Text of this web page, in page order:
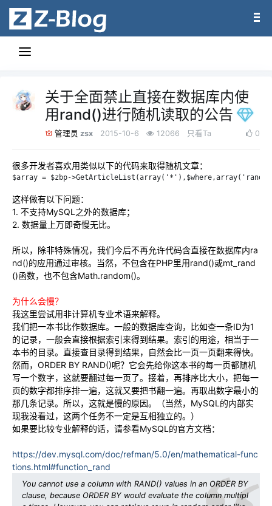
关于全面禁止直接在数据库内使
用rand()进行随机读取的公告
管理员 zsx 2015-10-6 12066 只看Ta 0
很多开发者喜欢用类似以下的代码来取得随机文章：
$array = $zbp-
这样做有以下问题：
1. 不支持MySQL之外的数据库；
2. 数据量上万即奇慢无比。
所以，除非特殊情况，我们今后不再允许代码含直接在数据库内ra
nd()的应用通过审核。当然，不包含在PHP里用rand()或mt_rand
()函数，也不包含Math.random()。
为什么会慢？
我这里尝试用非计算机专业术语来解释。
我们把一本书比作数据库。一般的数据库查询，比如查一条ID为1
的记录，一般会直接根据索引来得到结果。索引的用途，相当于一
本书的目录。直接查目录得到结果，自然会比一页一页翻来得快。
然而，ORDER BY RAND()呢？它会先给你这本书的每一页都随机
写一个数字，这就要翻过每一页了。接着，再排序比大小，把每一
页的数字都排序排一遍，这就又要把书翻一遍。再取出数字最小的
那几条记录。所以，这就是慢的原因。（当然，MySQL的内部实
现我没看过，这两个任务不一定是互相独立的。）
如果要比较专业解释的话，请参看MySQL的官方文档：
https://dev.mysql.com/doc/refman/5.0/en/mathematical-func
tions.html#function_rand
You cannot use a column with RAND() values in an ORDER BY
clause, because ORDER BY would evaluate the column multipl